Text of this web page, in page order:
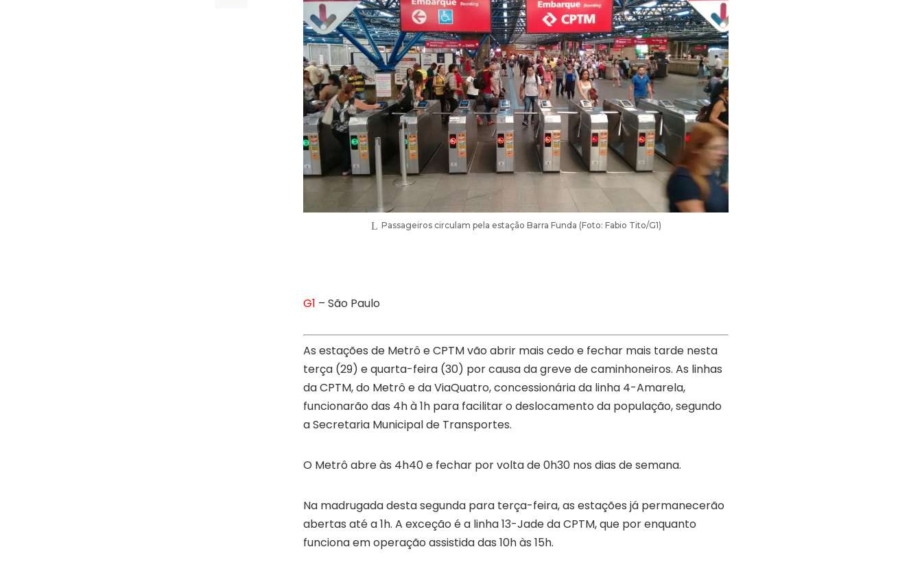
Passageiros circulam pela estação Barra Funda (Foto: Fabio Tito/G1)
G1 – São Paulo
As estações de Metrô e CPTM vão abrir mais cedo e fechar mais tarde nesta
terça (29) e quarta-feira (30) por causa da greve de caminhoneiros. As linhas
da CPTM, do Metrô e da ViaQuatro, concessionária da linha 4-Amarela,
funcionarão das 4h à 1h para facilitar o deslocamento da população, segundo
a Secretaria Municipal de Transportes.
O Metrô abre às 4h40 e fechar por volta de 0h30 nos dias de semana.
Na madrugada desta segunda para terça-feira, as estações já permanecerão
abertas até a 1h. A exceção é a linha 13-Jade da CPTM, que por enquanto
funciona em operação assistida das 10h às 15h.